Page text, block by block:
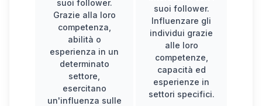
suoi follower.
Grazie alla loro
competenza,
abilità o
esperienza in un
determinato
settore,
esercitano
un'influenza sulle
suoi follower.
Influenzare gli
individui grazie
alle loro
competenze,
capacità ed
esperienze in
settori specifici.